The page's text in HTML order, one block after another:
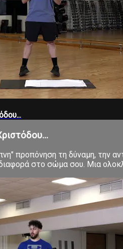
προπόνηση τη δύναμη, την
στο σώμα σου. Μια